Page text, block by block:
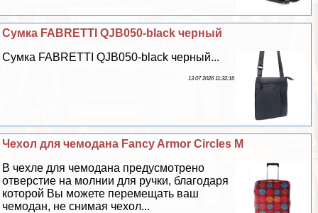
Сумка FABRETTI QJB050-black черный
Сумка FABRETTI QJB050-black черный...
13 07 2026 11:32:16
Чехол для чемодана Fancy Armor Circles M
В чехле для чемодана предусмотрено
отверстие на молнии для ручки, благодаря
которой Вы можете перемещать ваш
чемодан, не снимая чехол...